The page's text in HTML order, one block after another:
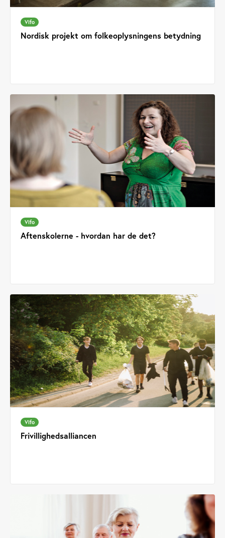
Vifo
Nordisk projekt om folkeoplysningens betydning
Vifo
Aftenskolerne - hvordan har de det?
Vifo
Frivillighedsalliancen